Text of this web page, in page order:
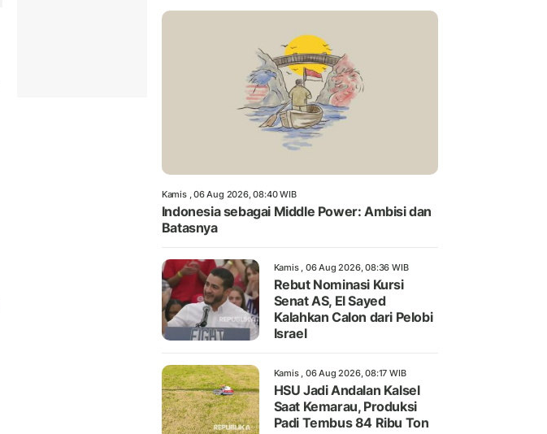
Kamis , 06 Aug 2026, 08:40 WIB
Indonesia sebagai Middle Power: Ambisi dan
Batasnya
Kamis , 06 Aug 2026, 08:36 WIB
Rebut Nominasi Kursi
Senat AS, El Sayed
Kalahkan Calon dari Pelobi
Israel
Kamis , 06 Aug 2026, 08:17 WIB
HSU Jadi Andalan Kalsel
Saat Kemarau, Produksi
Padi Tembus 84 Ribu Ton